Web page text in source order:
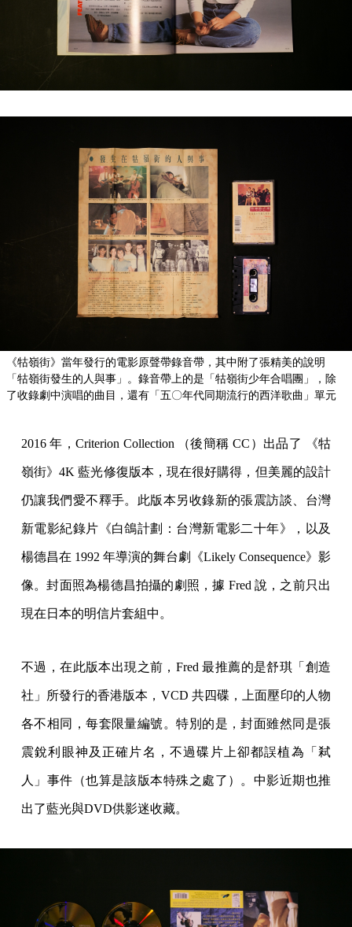
《牯嶺街》當年發行的電影原聲帶錄音帶，其中附了張精美的說明
「牯嶺街發生的人與事」。錄音帶上的是「牯嶺街少年合唱團」，除
了收錄劇中演唱的曲目，還有「五〇年代同期流行的西洋歌曲」單元
2016 年，Criterion Collection （後簡稱 CC）出品了 《牯
嶺街》4K 藍光修復版本，現在很好購得，但美麗的設計
仍讓我們愛不釋手。此版本另收錄新的張震訪談、台灣
新電影紀錄片《白鴿計劃：台灣新電影二十年》，以及
楊德昌在 1992 年導演的舞台劇《Likely Consequence》影
像。封面照為楊德昌拍攝的劇照，據 Fred 說，之前只出
現在日本的明信片套組中。
不過，在此版本出現之前，Fred 最推薦的是舒琪「創造
社」所發行的香港版本，VCD 共四碟，上面壓印的人物
各不相同，每套限量編號。特別的是，封面雖然同是張
震銳利眼神及正確片名，不過碟片上卻都誤植為「弒
人」事件（也算是該版本特殊之處了）。中影近期也推
出了藍光與DVD供影迷收藏。